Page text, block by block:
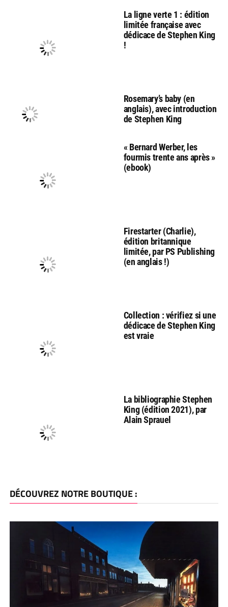
La ligne verte 1 : édition
limitée française avec
dédicace de Stephen King
!
Rosemary’s baby (en
anglais), avec introduction
de Stephen King
« Bernard Werber, les
fourmis trente ans après »
(ebook)
Firestarter (Charlie),
édition britannique
limitée, par PS Publishing
(en anglais !)
Collection : vérifiez si une
dédicace de Stephen King
est vraie
La bibliographie Stephen
King (édition 2021), par
Alain Sprauel
DÉCOUVREZ NOTRE BOUTIQUE :